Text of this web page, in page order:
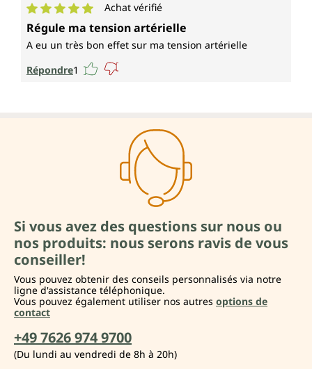
Note moyenne de 5 sur 5 étoiles
Achat vérifié
Régule ma tension artérielle
A eu un très bon effet sur ma tension artérielle
Répondre1
Si vous avez des questions sur nous ou
nos produits: nous serons ravis de vous
conseiller!
Vous pouvez obtenir des conseils personnalisés via notre
ligne d'assistance téléphonique.
Vous pouvez également utiliser nos autres options de
contact
+49 7626 974 9700
(Du lundi au vendredi de 8h à 20h)